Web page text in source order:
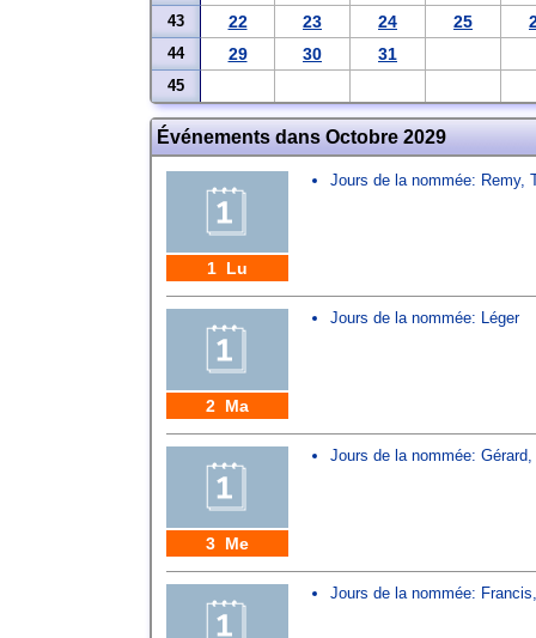
43 22 23 24 25
44 29 30 31
45
Événements dans Octobre 2029
1 Lu
Jours de la nommée: Remy,
2 Ma
Jours de la nommée: Léger
3 Me
Jours de la nommée: Gérard,
Jours de la nommée: Francis